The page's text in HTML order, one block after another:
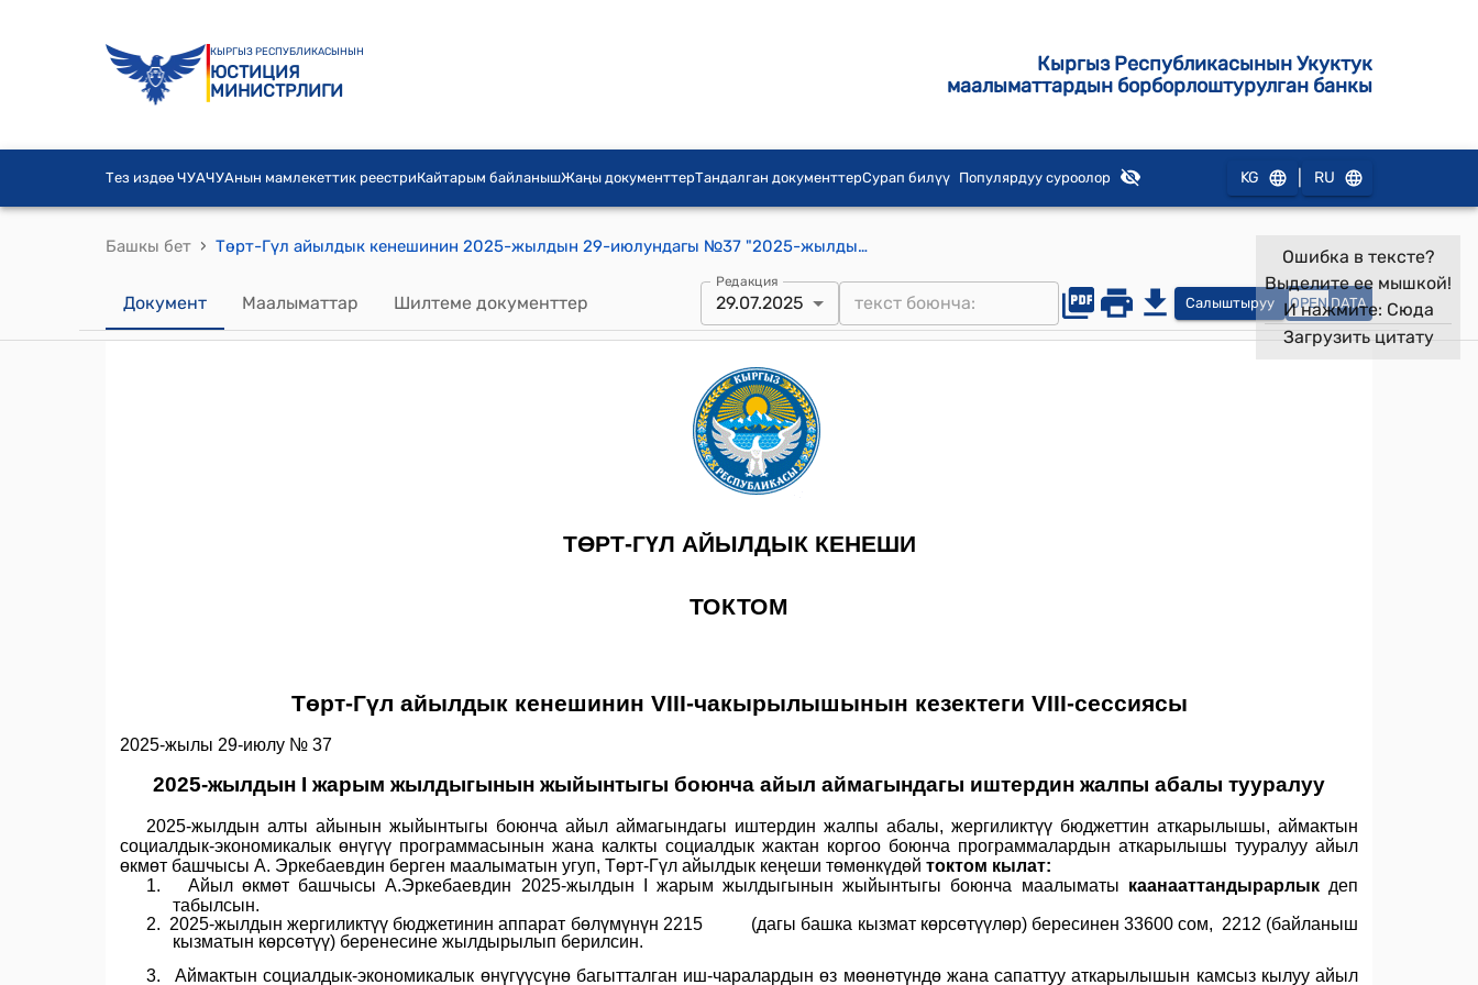
КЫРГЫЗ РЕСПУБЛИКАСЫНЫН
ЮСТИЦИЯ
МИНИСТРЛИГИ
Кыргыз Республикасынын Укуктук
маалыматтардын борборлоштурулган банкы
Тез издөө ЧУАЧУАнын мамлекеттик реестриКайтарым байланышЖаңы документтерТандалган документтерСурап билүү Популярдуу суроолор KG RU
Башкы бет › Төрт-Гүл айылдык кенешинин 2025-жылдын 29-июлундагы №37 "2025-жылдын I жарым жылдыгынын жыйынтыгы боюнча айыл аймагындагы иштердин жалпы абалы тууралуу" токтому
Документ Маалыматтар Шилтеме документтер
Редакция
29.07.2025 Салыштыруу OPEN DATA
Ошибка в тексте?
Выделите ее мышкой!
И нажмите: Сюда
Загрузить цитату